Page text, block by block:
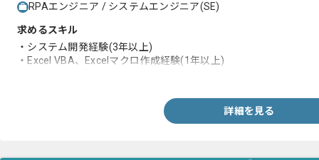
RPAエンジニア / システムエンジニア(SE)
求めるスキル
・システム開発経験(3年以上)
・Excel VBA、Excelマクロ作成経験(1年以上)
詳細を見る